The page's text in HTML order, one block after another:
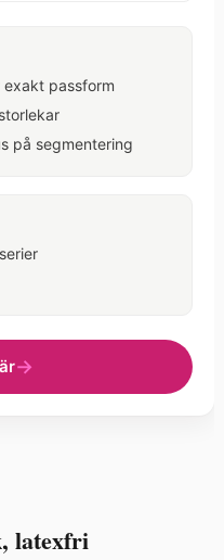
passform
på segmentering
latexfri